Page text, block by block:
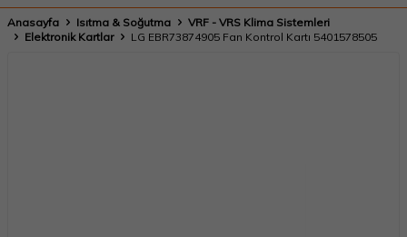
Anasayfa Isıtma & Soğutma
VRF - VRS Klima Sistemleri
Elektronik Kartlar
LG EBR73874905 Fan Kontrol Kartı 5401578505